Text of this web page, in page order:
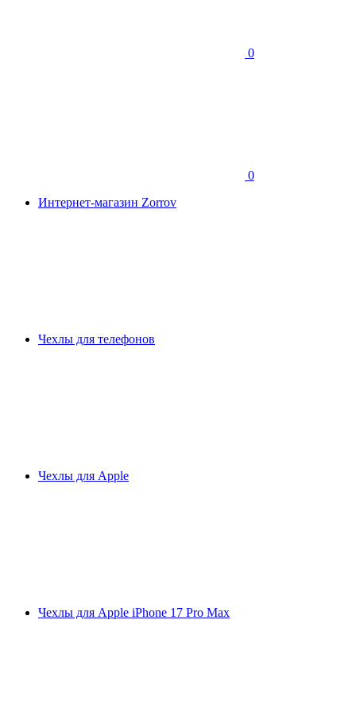
0
0
Интернет-магазин Zorrov
Чехлы для телефонов
Чехлы для Apple
Чехлы для Apple iPhone 17 Pro Max